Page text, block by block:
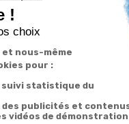
Nos services
Besoin d'aide
Abonnement à la
newsletter